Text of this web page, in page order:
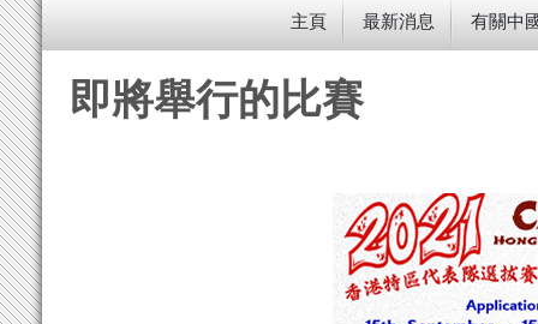
主頁 最新消息 有關中
即將舉行的比賽